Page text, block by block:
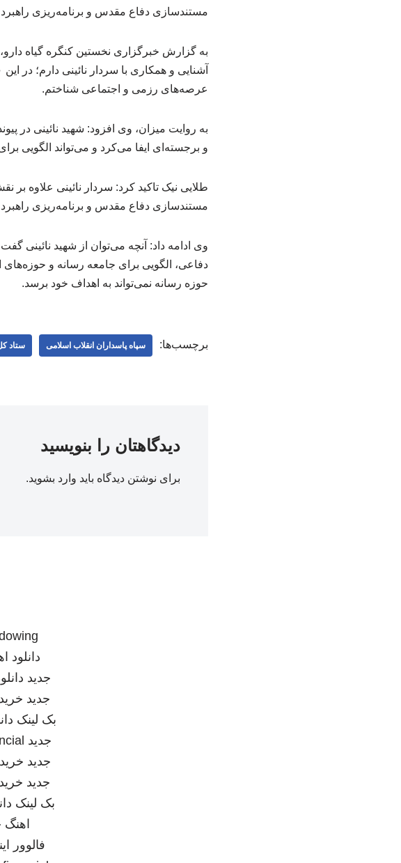
مستندسازی دفاع مقدس و برنامه‌ریزی
عرصه‌های رزمی و اجتماعی شناختم.
به روایت میزان، وی افزود: شهید نائینی در
و برجسته‌ای ایفا می‌کرد و می‌تواند الگویی
طلایی نیک تاکید کرد: سردار نائینی علاوه
مستندسازی دفاع مقدس و برنامه‌ریزی
وی ادامه داد: آنچه می‌توان از شهید
دفاعی، الگویی برای جامعه رسانه و
حوزه رسانه نمی‌تواند به اهداف خود برسد.
برچسب‌ها: سپاه پاسداران انقلاب اسلامی ستاد
دیدگاهتان را بنویسید
برای نوشتن دیدگاه باید وارد بشوید.
دانلود
جدید
جدید
بک لینک
جدید
جدید
جدید
بک لینک
اهنگ
فالوور